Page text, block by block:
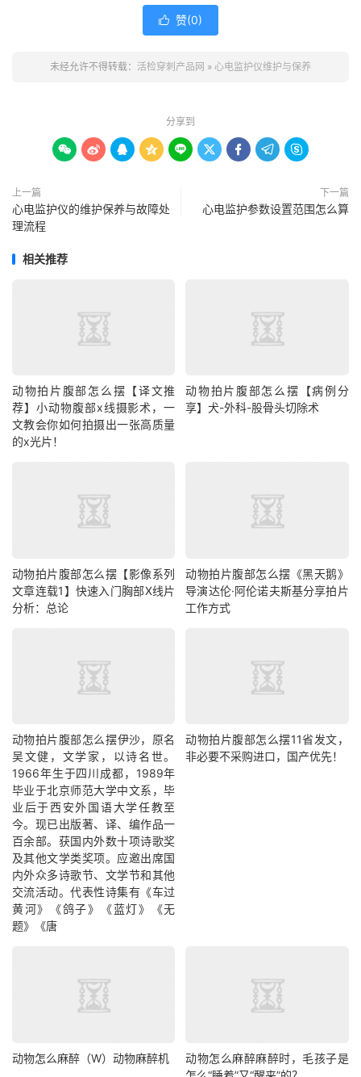
 赞(0)
未经允许不得转载： 活检穿刺产品网 » 心电监护仪维护与保养
分享到
        
上一篇
心电监护仪的维护保养与故障处
理流程
下一篇
心电监护参数设置范围怎么算
相关推荐
动物拍片腹部怎么摆【译文推
荐】小动物腹部x线摄影术，一
文教会你如何拍摄出一张高质量
的x光片！
动物拍片腹部怎么摆【病例分
享】犬-外科-股骨头切除术
动物拍片腹部怎么摆【影像系列
文章连载1】快速入门胸部X线片
分析：总论
动物拍片腹部怎么摆《黑天鹅》
导演达伦·阿伦诺夫斯基分享拍片
工作方式
动物拍片腹部怎么摆​伊沙，原名
吴文健，文学家，以诗名世。
1966年生于四川成都，1989年
毕业于北京师范大学中文系，毕
业后于西安外国语大学任教至
今。现已出版著、译、编作品一
百余部。获国内外数十项诗歌奖
及其他文学类奖项。应邀出席国
内外众多诗歌节、文学节和其他
交流活动。代表性诗集有《车过
黄河》《鸽子》《蓝灯》《无
题》《唐
动物拍片腹部怎么摆11省发文，
非必要不采购进口，国产优先！
动物怎么麻醉（W）动物麻醉机
动物怎么麻醉麻醉时，毛孩子是